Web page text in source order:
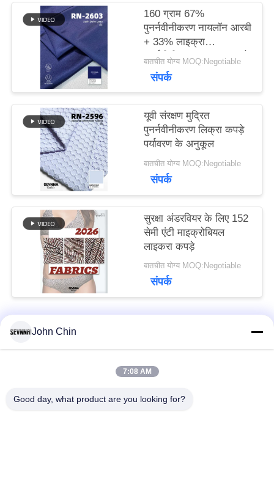
साइटमैप
PRIVACY
POLICY
160 ग्राम 67%
पुनर्नवीनीकरण नायलॉन आरबी
+ 33% लाइक्रा
पुनर्नवीनीकरण लाइक्रा कपड़े
RN-2603
बातचीत योग्य MOQ:Negotiable
संपर्क
यूवी संरक्षण मुद्रित
पुनर्नवीनीकरण लिक्रा कपड़े
पर्यावरण के अनुकूल
बातचीत योग्य MOQ:Negotiable
संपर्क
सुरक्षा अंडरवियर के लिए 152
सेमी एंटी माइक्रोबियल
लाइकरा कपड़े
बातचीत योग्य MOQ:Negotiable
संपर्क
लोकप्रिय श्रेणियां सभी
कपड़े
कपड़े
John Chin
7:08 AM
Good day, what product are you looking for?